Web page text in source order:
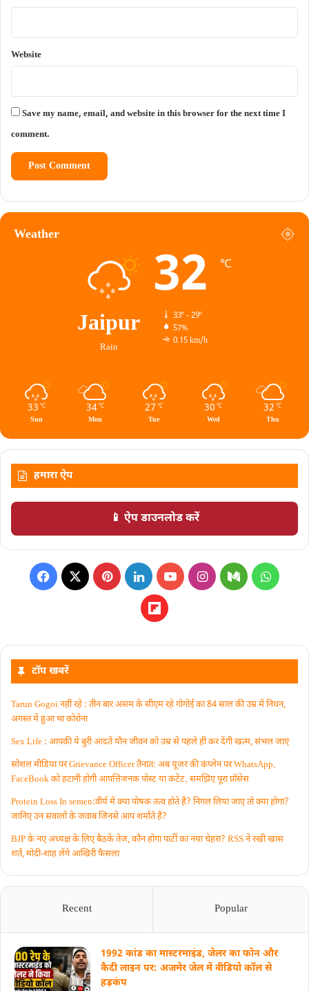
Website
Save my name, email, and website in this browser for the next time I
comment.
Weather
Jaipur
Rain
32 ℃
33º - 29º
57%
0.15 km/h
33 ℃
Sun
34 ℃
Mon
27 ℃
Tue
30 ℃
Wed
32 ℃
Thu
हमारा ऐप
📱 ऐप डाउनलोड करें
टॉप खबरें
Tarun Gogoi नहीं रहे : तीन बार असम के सीएम रहे गोगोई का 84 साल की उम्र में निधन,
अगस्त में हुआ था कोरोना
Sex Life : आपकी ये बुरी आदतें याैन जीवन को उम्र से पहले ही कर देंगी खत्म, संभल जाएं
सोशल मीडिया पर Grievance Officer तैनात: अब यूजर की कंप्लेन पर WhatsApp‚
FaceBook को हटानी होगी आपत्तिजनक पोस्ट या कंटेंट‚ समझिए पूरा प्रॉसेस
Protein Loss In semen:वीर्य में क्या पोषक तत्व होते हैं? निगल लिया जाए तो क्या होगा?
जानिए उन सवालों के जवाब जिनसे आप शर्माते हैं?
BJP के नए अध्यक्ष के लिए बैठकें तेज, कौन होगा पार्टी का नया चेहरा? RSS ने रखी खास
शर्त, मोदी-शाह लेंगे आखिरी फैसला
Recent Popular
1992 कांड का मास्टरमाइंड, जेलर का फोन और
कैदी लाइन पर: अजमेर जेल में वीडियो कॉल से
हड़कंप